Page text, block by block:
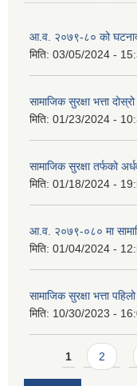
आ.व. २०७९-८० को
मिति: 03/05/2024 -
सामाजिक सुरक्षा भत्ता
मिति: 01/23/2024 -
सामाजिक सुरक्षा तर्फको
मिति: 01/18/2024 -
आ.व. २०७९-०८० मा
मिति: 01/04/2024 -
सामाजिक सुरक्षा भत्ता
मिति: 10/30/2023 -
Pages
1 2